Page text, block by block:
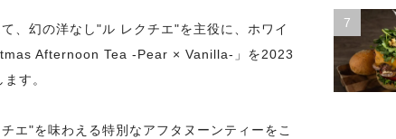
、幻の洋なし"ル レクチエ"を主役に、ホワイ
Afternoon Tea -Pear × Vanilla-」を2023
す。
エ"を味わえる特別なアフタヌーンティーをこ